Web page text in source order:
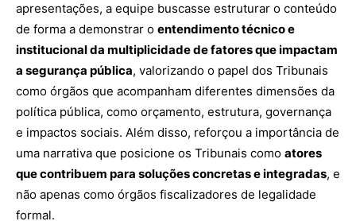
apresentações, a equipe buscasse estruturar o conteúdo
de forma a demonstrar o entendimento técnico e
institucional da multiplicidade de fatores que impactam
a segurança pública, valorizando o papel dos Tribunais
como órgãos que acompanham diferentes dimensões da
política pública, como orçamento, estrutura, governança
e impactos sociais. Além disso, reforçou a importância de
uma narrativa que posicione os Tribunais como atores
que contribuem para soluções concretas e integradas, e
não apenas como órgãos fiscalizadores de legalidade
formal.